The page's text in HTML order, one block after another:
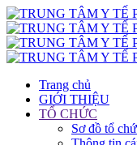
Trang chủ
GIỚI THIỆU
TỔ CHỨC
Sơ đồ tổ